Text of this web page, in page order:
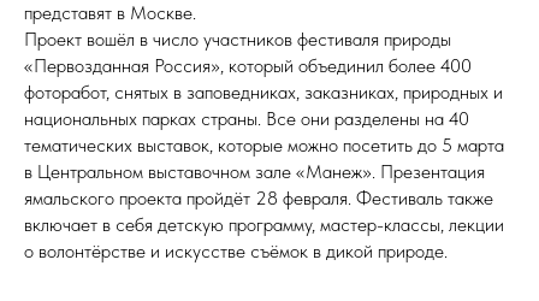
представят в Москве.
Проект вошёл в число участников фестиваля природы
«Первозданная Россия», который объединил более 400
фоторабот, снятых в заповедниках, заказниках, природных и
национальных парках страны. Все они разделены на 40
тематических выставок, которые можно посетить до 5 марта
в Центральном выставочном зале «Манеж». Презентация
ямальского проекта пройдёт 28 февраля. Фестиваль также
включает в себя детскую программу, мастер-классы, лекции
о волонтёрстве и искусстве съёмок в дикой природе.